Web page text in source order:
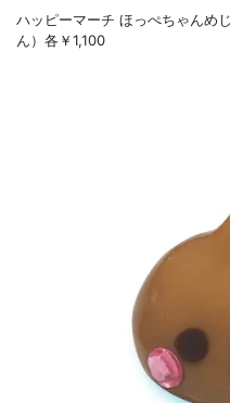
ハッピーマーチ ほっぺちゃんめ
ん）各￥1,100